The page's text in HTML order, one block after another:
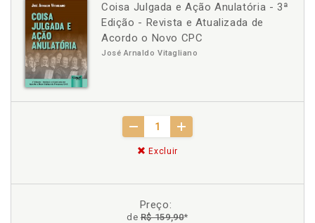
Coisa Julgada e Ação Anulatória - 3ª
Edição - Revista e Atualizada de
Acordo o Novo CPC
José Arnaldo Vitagliano
Excluir
Preço:
deR$ 159,90*